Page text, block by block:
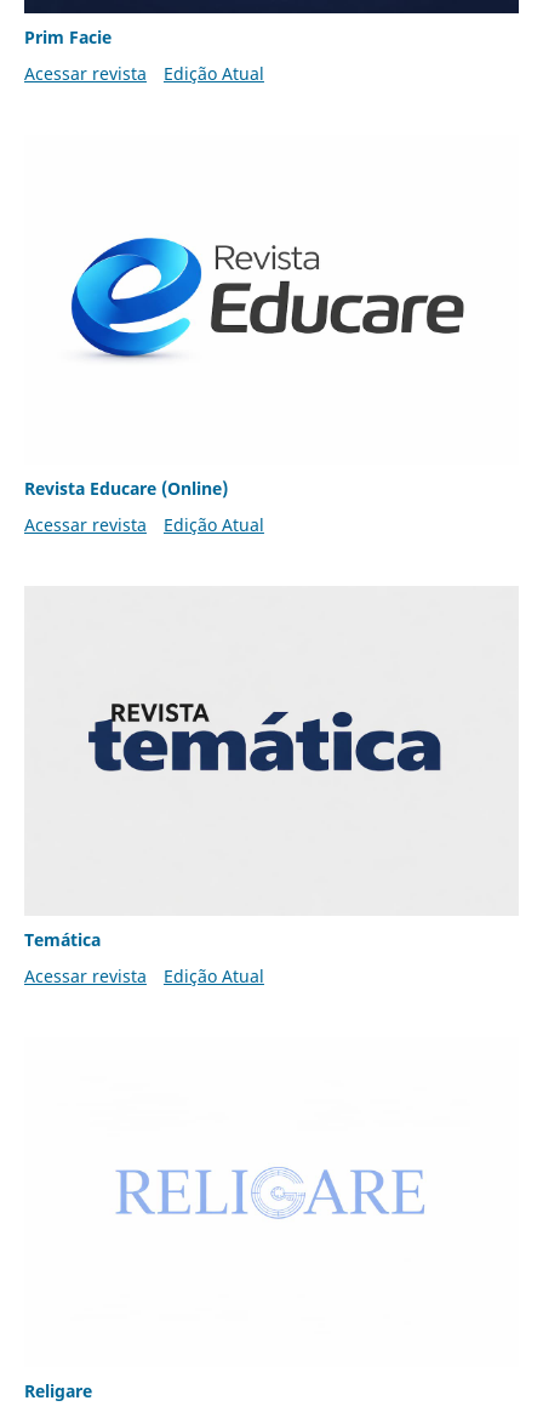
Prim Facie
Acessar revista
Edição Atual
Revista Educare (Online)
Acessar revista
Edição Atual
Temática
Acessar revista
Edição Atual
Religare